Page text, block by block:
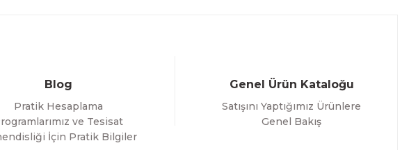
Blog
Pratik Hesaplama
ve Tesisat
İçin Pratik Bilgiler
Genel Ürün Kataloğu
Satışını Yaptığımız Ürünlere
Genel Bakış